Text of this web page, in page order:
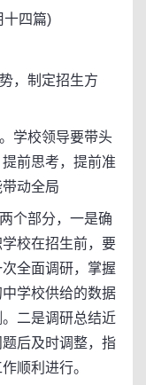
，制定招生方
学校领导要带头
前思考，提前准
动全局
个部分，一是确
校在招生前，要
全面调研，掌握
学校供给的数据
二是调研总结近
后及时调整，指
顺利进行。